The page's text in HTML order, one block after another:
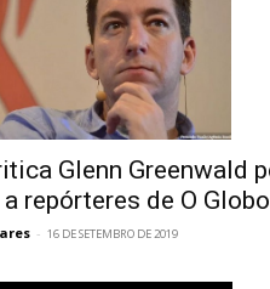
Glenn Greenwald
repórteres de O Globo
- 16 DE SETEMBRO DE 2019